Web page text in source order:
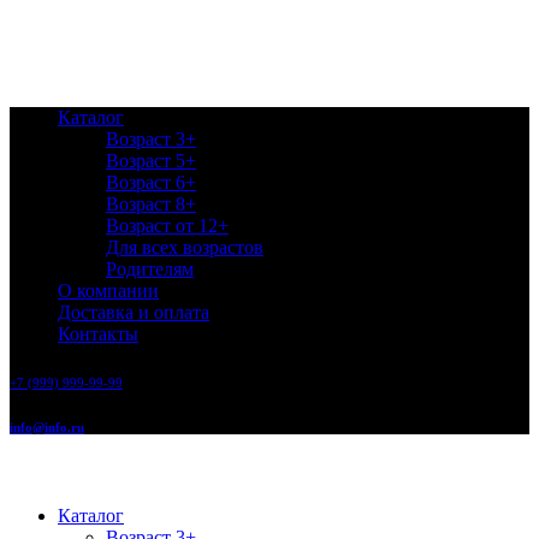
Каталог
Возраст 3+
Возраст 5+
Возраст 6+
Возраст 8+
Возраст от 12+
Для всех возрастов
Родителям
О компании
Доставка и оплата
Контакты
+7 (999) 999-99-99
info@info.ru
Каталог